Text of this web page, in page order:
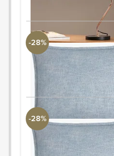
-28%
Surya Collection
Thurman Accent Pillow Down
18" L x 18" A
PIDE Y AHORRA
-28%
Surya Collection
Thurman Accent Pillow Down
20" L x 20" A
PIDE Y AHORRA